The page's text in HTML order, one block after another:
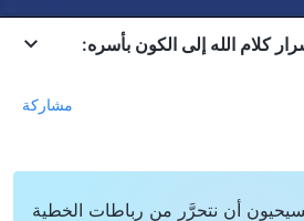
كلام الله إلى الكون بأسره:
مشاركة
أن نتحرَّر من رباطات الخطية